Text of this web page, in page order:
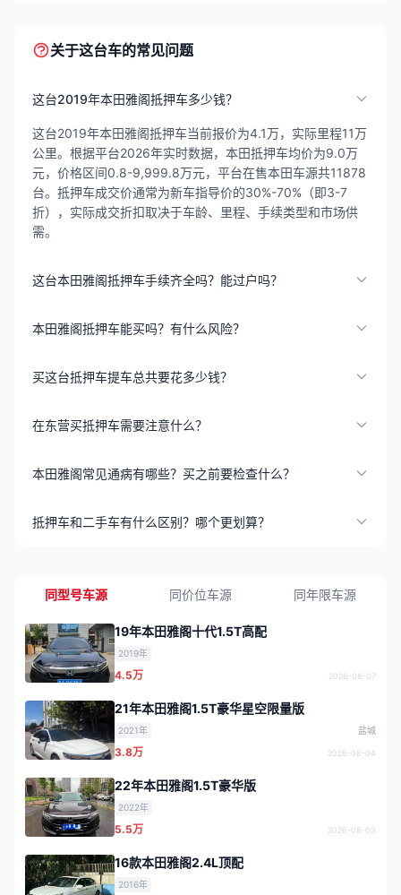
关于这台车的常见问题
这台2019年本田雅阁抵押车多少钱？
这台2019年本田雅阁抵押车当前报价为4.1万，实际里程11万
公里。根据平台2026年实时数据，本田抵押车均价为9.0万
元，价格区间0.8-9,999.8万元，平台在售本田车源共11878
台。抵押车成交价通常为新车指导价的30%-70%（即3-7
折），实际成交折扣取决于车龄、里程、手续类型和市场供
需。
这台本田雅阁抵押车手续齐全吗？能过户吗？
本田雅阁抵押车能买吗？有什么风险？
买这台抵押车提车总共要花多少钱？
在东营买抵押车需要注意什么？
本田雅阁常见通病有哪些？买之前要检查什么？
抵押车和二手车有什么区别？哪个更划算？
同型号车源 同价位车源 同年限车源
19年本田雅阁十代1.5T高配
2019年
4.5万 2026-08-07
21年本田雅阁1.5T豪华星空限量版
2021年 盐城
3.8万 2026-08-04
22年本田雅阁1.5T豪华版
2022年
5.5万 2026-08-03
16款本田雅阁2.4L顶配
2016年